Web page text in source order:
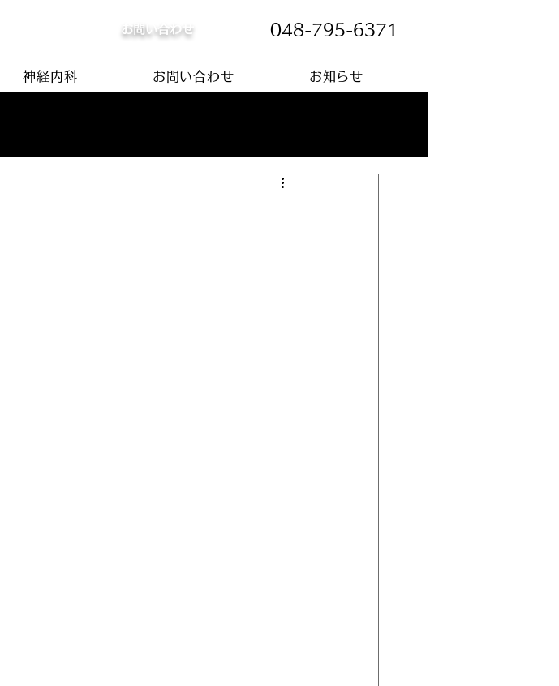
お問い合わせ 048-795-6371
神経内科 お問い合わせ お知らせ